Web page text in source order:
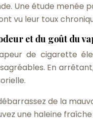
Une étude menée
vu leur toux
et du goût du
de cigarette
En
de la
une haleine